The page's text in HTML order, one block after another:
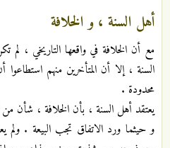
أهل السنة ، و الخلافة
مع أن الخلافة في واقعها التاريخي ،
السنة ، إلا أن المتأخرين منهم
محدودة .
يعتقد أهل السنة ، بأن الخلافة ، شأن من
و حيثما ورد الاتفاق تجب البيعة .